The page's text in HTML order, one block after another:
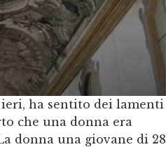
ha sentito dei lamenti
che una donna era
donna una giovane di 28